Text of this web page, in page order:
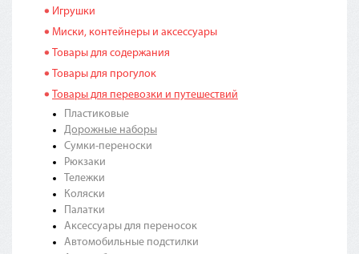
Игрушки
Миски, контейнеры и аксессуары
Товары для содержания
Товары для прогулок
Товары для перевозки и путешествий
Пластиковые
Дорожные наборы
Сумки-переноски
Рюкзаки
Тележки
Коляски
Палатки
Аксессуары для переносок
Автомобильные подстилки